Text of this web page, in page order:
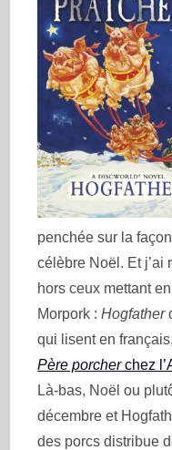
penchée sur la
célèbre Noël. Et j’ai
hors ceux mettant
Morpork :Hogfather
qui lisent en
Père porcherchez
Là-bas, Noël ou
décembre et
des porcs distribue